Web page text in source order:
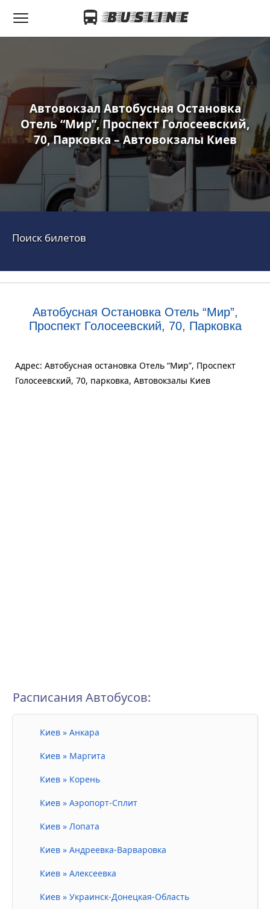
Автовокзал Автобусная Остановка
Отель “Мир”, Проспект Голосеевский,
70, Парковка – Автовокзалы Киев
Поиск билетов
Автобусная Остановка Отель “Мир”,
Проспект Голосеевский, 70, Парковка
Адрес: Автобусная остановка Отель “Мир”, Проспект
Голосеевский, 70, парковка, Автовокзалы Киев
Расписания Автобусов:
Киев » Анкара
Киев » Маргита
Киев » Корень
Киев » Аэропорт-Сплит
Киев » Лопата
Киев » Андреевка-Варваровка
Киев » Алексеевка
Киев » Украинск-Донецкая-Область